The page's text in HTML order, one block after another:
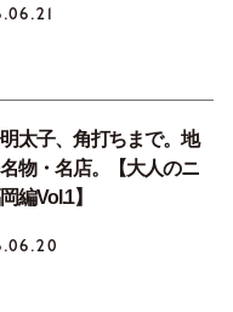
太子、角打ちまで。地
物・名店。【大人のニ
編Vol.1】